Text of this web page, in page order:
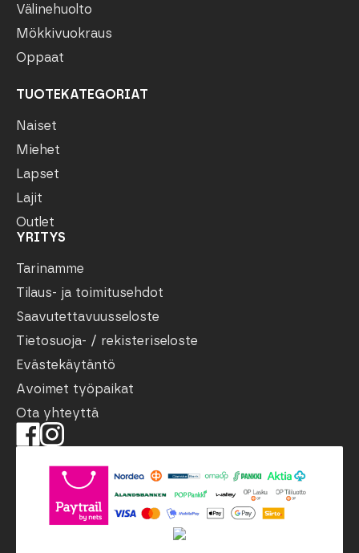
Välinehuolto
Mökkivuokraus
Oppaat
TUOTEKATEGORIAT
Naiset
Miehet
Lapset
Lajit
Outlet
YRITYS
Tarinamme
Tilaus- ja toimitusehdot
Saavutettavuusseloste
Tietosuoja- / rekisteriseloste
Evästekäytäntö
Avoimet työpaikat
Ota yhteyttä